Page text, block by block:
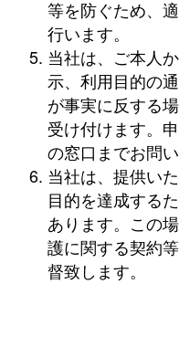
等を防ぐため、
行います。
当社は、ご本人
示、利用目的の
が事実に反する
受け付けます。
の窓口までお問
当社は、提供い
目的を達成する
あります。この
護に関する契約
督致します。